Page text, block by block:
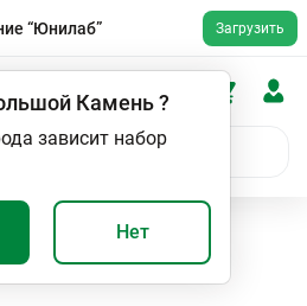
“Юнилаб” Загрузить
Камень?
зависит набор
Нет
Паразитарные